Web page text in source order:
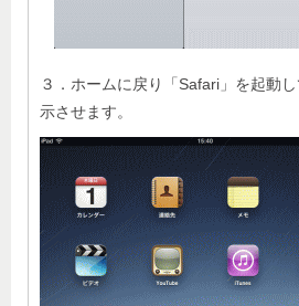
３．ホームに戻り「Safari」を起動
示させます。